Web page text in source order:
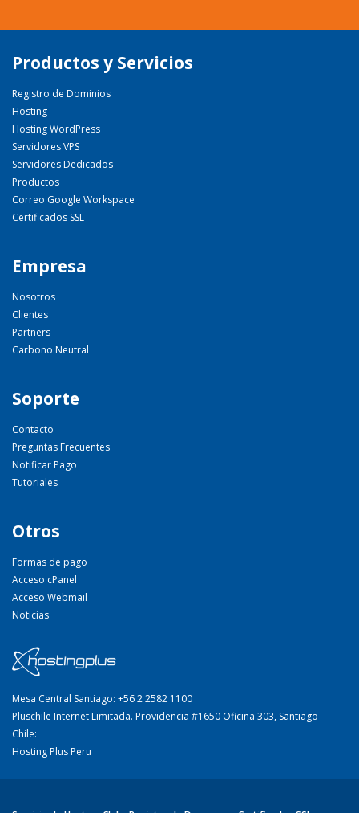
Productos y Servicios
Registro de Dominios
Hosting
Hosting WordPress
Servidores VPS
Servidores Dedicados
Productos
Correo Google Workspace
Certificados SSL
Empresa
Nosotros
Clientes
Partners
Carbono Neutral
Soporte
Contacto
Preguntas Frecuentes
Notificar Pago
Tutoriales
Otros
Formas de pago
Acceso cPanel
Acceso Webmail
Noticias
Mesa Central Santiago: +56 2 2582 1100
Pluschile Internet Limitada. Providencia #1650 Oficina 303, Santiago -
Chile:
Hosting Plus Peru